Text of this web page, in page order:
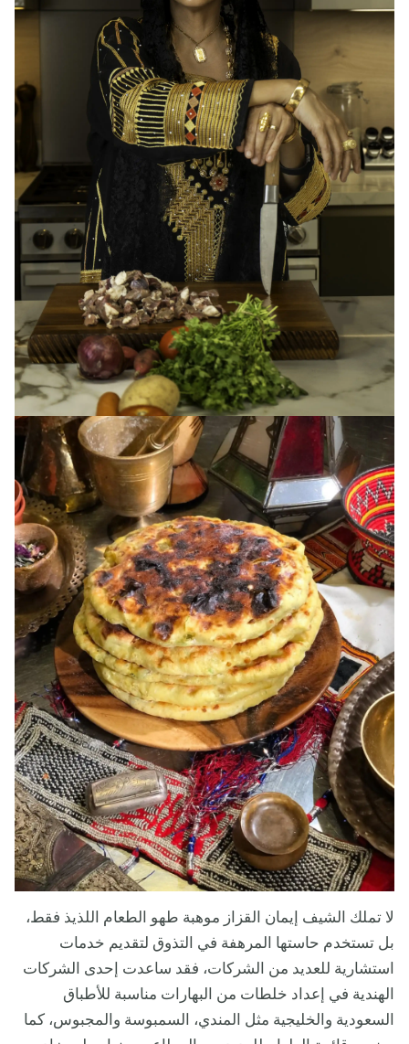
لا تملك الشيف إيمان القزاز موهبة طهو الطعام اللذيذ فقط،
بل تستخدم حاستها المرهفة في التذوق لتقديم خدمات
استشارية للعديد من الشركات، فقد ساعدت إحدى الشركات
الهندية في إعداد خلطات من البهارات مناسبة للأطباق
السعودية والخليجية مثل المندي، السمبوسة والمجبوس، كما